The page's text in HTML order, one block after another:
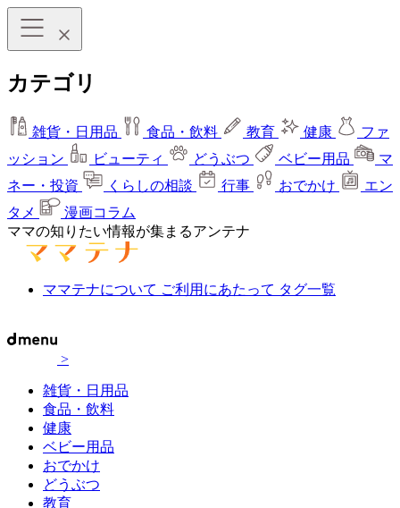
カテゴリ
雑貨・日用品 食品・飲料 教育 健康
ファ
ッション
ビューティ どうぶつ ベビー用品
マ
ネー・投資
くらしの相談 行事 おでかけ
エン
タメ
漫画コラム
ママの知りたい情報が集まるアンテナ
ママテナについて ご利用にあたって タグ一覧
>
雑貨・日用品
食品・飲料
健康
ベビー用品
おでかけ
どうぶつ
教育